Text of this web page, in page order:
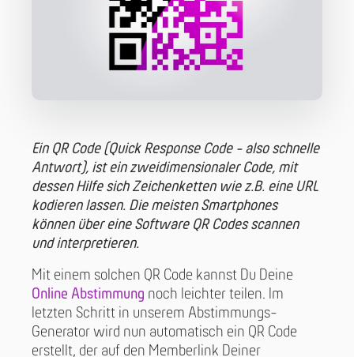
Ein QR Code (Quick Response Code - also schnelle
Antwort), ist ein zweidimensionaler Code, mit
dessen Hilfe sich Zeichenketten wie z.B. eine URL
kodieren lassen. Die meisten Smartphones
können über eine Software QR Codes scannen
und interpretieren.
Mit einem solchen QR Code kannst Du Deine
Online Abstimmung noch leichter teilen. Im
letzten Schritt in unserem Abstimmungs-
Generator wird nun automatisch ein QR Code
erstellt, der auf den Memberlink Deiner